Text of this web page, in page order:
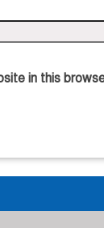
in this